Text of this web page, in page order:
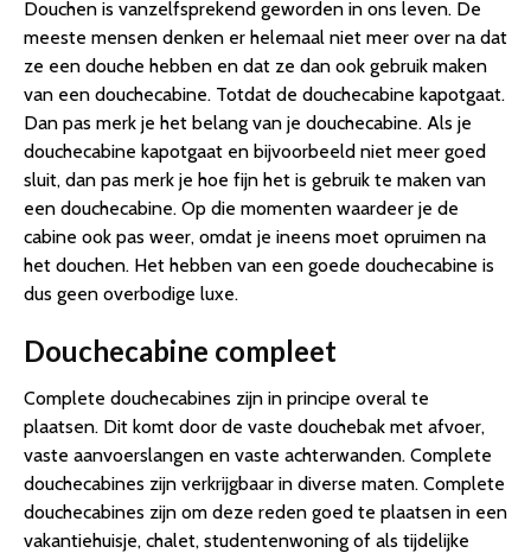
Douchen is vanzelfsprekend geworden in ons leven. De
meeste mensen denken er helemaal niet meer over na dat
ze een douche hebben en dat ze dan ook gebruik maken
van een douchecabine. Totdat de douchecabine kapotgaat.
Dan pas merk je het belang van je douchecabine. Als je
douchecabine kapotgaat en bijvoorbeeld niet meer goed
sluit, dan pas merk je hoe fijn het is gebruik te maken van
een douchecabine. Op die momenten waardeer je de
cabine ook pas weer, omdat je ineens moet opruimen na
het douchen. Het hebben van een goede douchecabine is
dus geen overbodige luxe.
Douchecabine compleet
Complete douchecabines zijn in principe overal te
plaatsen. Dit komt door de vaste douchebak met afvoer,
vaste aanvoerslangen en vaste achterwanden. Complete
douchecabines zijn verkrijgbaar in diverse maten. Complete
douchecabines zijn om deze reden goed te plaatsen in een
vakantiehuisje, chalet, studentenwoning of als tijdelijke